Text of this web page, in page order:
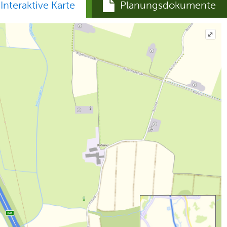
Interaktive Karte Planungsdokumente
⤢